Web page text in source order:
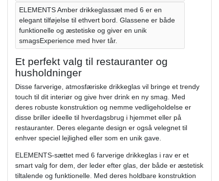
ELEMENTS Amber drikkeglassæt med 6 er en
elegant tilføjelse til ethvert bord. Glassene er både
funktionelle og æstetiske og giver en unik
smagsExperience med hver tår.
Et perfekt valg til restauranter og
husholdninger
Disse farverige, atmosfæriske drikkeglas vil bringe et trendy
touch til dit interiør og give hver drink en ny smag. Med
deres robuste konstruktion og nemme vedligeholdelse er
disse briller ideelle til hverdagsbrug i hjemmet eller på
restauranter. Deres elegante design er også velegnet til
enhver speciel lejlighed eller som en unik gave.
ELEMENTS-sættet med 6 farverige drikkeglas i rav er et
smart valg for dem, der leder efter glas, der både er æstetisk
tiltalende og funktionelle. Med deres holdbare konstruktion